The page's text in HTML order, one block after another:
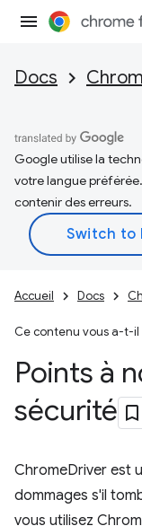
Docs
Google utilise la
votre langue
contenir des erreurs.
Accueil Docs
Ce contenu vous a-t-il
Points à
sécurité
ChromeDriver est
dommages s'il
vous utilisez